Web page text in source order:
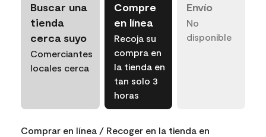
Buscar una
tienda
cerca suyo
Comerciantes
locales cerca
Compre
en línea
Recoja su
compra en
la tienda en
tan solo 3
horas
Envío
No
disponible
Comprar en línea / Recoger en la tienda en